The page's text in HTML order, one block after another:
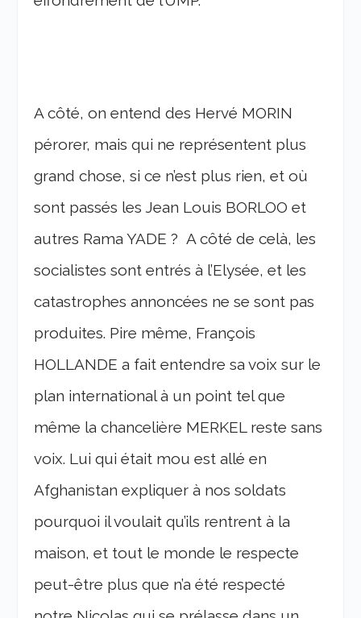
A côté, on entend des Hervé MORIN
pérorer, mais qui ne représentent plus
grand chose, si ce n’est plus rien, et où
sont passés les Jean Louis BORLOO et
autres Rama YADE ? A côté de celà, les
socialistes sont entrés à l’Elysée, et les
catastrophes annoncées ne se sont pas
produites. Pire même, François
HOLLANDE a fait entendre sa voix sur le
plan international à un point tel que
même la chancelière MERKEL reste sans
voix. Lui qui était mou est allé en
Afghanistan expliquer à nos soldats
pourquoi il voulait qu’ils rentrent à la
maison, et tout le monde le respecte
peut-être plus que n’a été respecté